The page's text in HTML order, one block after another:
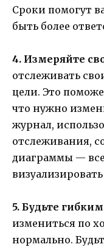
Сроки помогут
быть более
4. Измеряйте
отслеживать
цели. Это
что нужно
журнал,
отслеживания,
диаграммы —
5. Будьте
измениться по
нормально.